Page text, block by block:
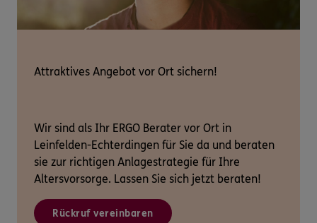
Attraktives Angebot vor Ort sichern!
Wir sind als Ihr ERGO Berater vor Ort in
Leinfelden-Echterdingen für Sie da und beraten
sie zur richtigen Anlagestrategie für Ihre
Altersvorsorge. Lassen Sie sich jetzt beraten!
Rückruf vereinbaren